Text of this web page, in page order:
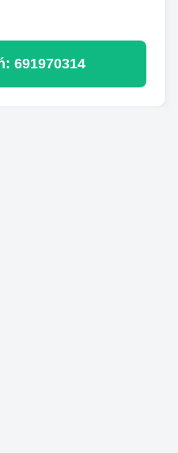
691970314